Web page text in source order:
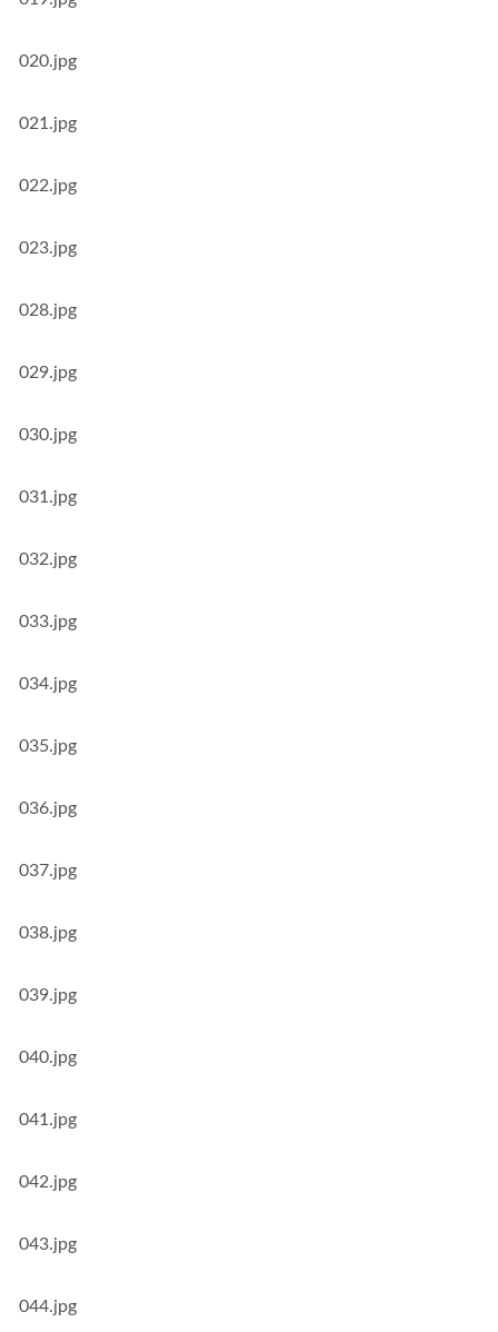
020.jpg
021.jpg
022.jpg
023.jpg
028.jpg
029.jpg
030.jpg
031.jpg
032.jpg
033.jpg
034.jpg
035.jpg
036.jpg
037.jpg
038.jpg
039.jpg
040.jpg
041.jpg
042.jpg
043.jpg
044.jpg